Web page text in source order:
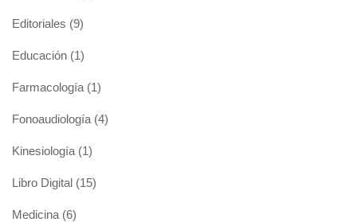
Editoriales (9)
Educación (1)
Farmacología (1)
Fonoaudiología (4)
Kinesiología (1)
Libro Digital (15)
Medicina (6)